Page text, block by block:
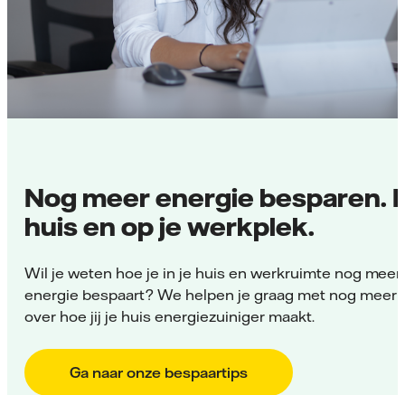
Nog meer energie besparen.
huis en op je werkplek.
Wil je weten hoe je in je huis en werkruimte nog meer
energie bespaart? We helpen je graag met nog meer
over hoe jij je huis energiezuiniger maakt.
Ga naar onze bespaartips